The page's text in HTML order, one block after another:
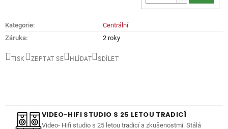
TISK ZEPTAT SE HLÍDAT SDÍLET
Kategorie:
Centrální
Záruka: 2 roky
VIDEO-HIFI STUDIO S 25 LETOU TRADICÍ
Video- Hifi studio s 25 letou tradicí a zkušenostmi. Stálá